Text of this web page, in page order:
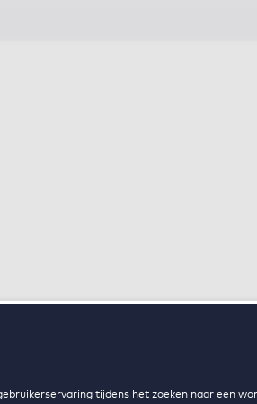
tijdens het zoeken naar een